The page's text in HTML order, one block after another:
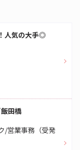
人気の大手◎
田橋
/営業事務（受発